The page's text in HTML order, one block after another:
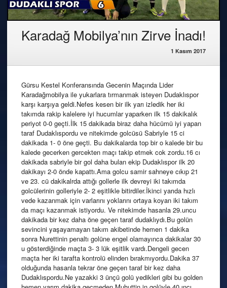
Karadağ Mobilya’nın Zirve İnadı!
1 Kasım 2017
Gürsu Kestel Konferansında Gecenin Maçında Lider
Karadağmobilya ile yukarlara tırmanmak isteyen Dudaklıspor
karşı karşıya geldi.Nefes kesen bir ilk yarı izledik her iki
takımda rakip kalelere iyi hucumlar yaparken ilk 15 dakikalık
periyot 0-0 geçti.İlk 15 dakikada biraz daha hücümü iyi yapan
taraf Dudaklıspordu ve nitekimde golcüsü Sabriyle 15 ci
dakikada 1- 0 öne geçti. Bu dakikalarda top bir o kalede bir bu
kalede gecerken gercekten maçı takip etmek cok zordu.16 cı
dakikada sabriyle bir gol daha bulan ekip Dudaklıspor ilk 20
dakikayı 2-0 önde kapattı.Ama golcu samir sahneye cıkıp 21
ve 23. cü dakikalrda attığı gollerle ilk devreyi iki takımda
golcülerinin golleriyle 2- 2 eşitlikle bitirdiler.İkinci yarıda hızlı
vede kazanmak için varlarını yoklarını ortaya koyan iki takım
da maçı kazanmak istiyordu. Ve nitekimde hasanla 29.uncu
dakikada bir kez daha öne geçen taraf dudaklıydı.Bu golün
sevincini yaşayamayan takım akibetinde hemen 1 dakika
sonra Nurettinin penaltı golüne engel olamayınca dakikalar 30
u gösterdiğinde maçta 3- 3 lük eşitlik vardı.Dengeli gecen
maçta her iki tarafta kontrolü elinden bırakmıyordu.Dakika 37
olduğunda hasanla tekrar öne geçen taraf bir kez daha
Dudaklıspordu.Ne yazakki 3 ünçü golü yedikleri gibi bu golden